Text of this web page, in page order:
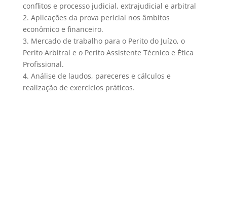
conflitos e processo judicial, extrajudicial e arbitral
2. Aplicações da prova pericial nos âmbitos
econômico e financeiro.
3. Mercado de trabalho para o Perito do Juízo, o
Perito Arbitral e o Perito Assistente Técnico e Ética
Profissional.
4. Análise de laudos, pareceres e cálculos e
realização de exercícios práticos.